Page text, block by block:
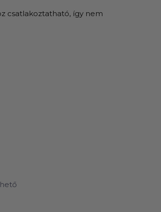
csatlakoztatható, így nem